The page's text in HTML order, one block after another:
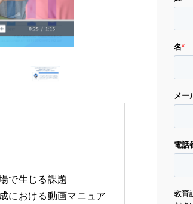
で生じる課題
における動画マニュア